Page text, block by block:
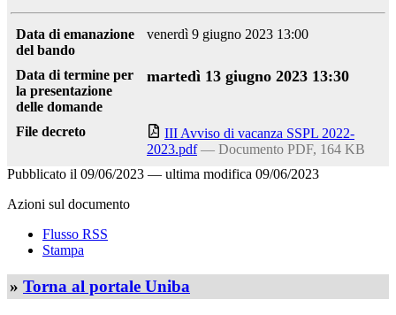
Data di emanazione
del bando
venerdì 9 giugno 2023 13:00
Data di termine per
la presentazione
delle domande
martedì 13 giugno 2023 13:30
File decreto
III Avviso di vacanza SSPL 2022-
2023.pdf — Documento PDF, 164 KB
Pubblicato il 09/06/2023 — ultima modifica 09/06/2023
Azioni sul documento
Flusso RSS
Stampa
» Torna al portale Uniba